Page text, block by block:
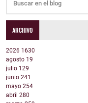
ARCHIVO
2026 1630
agosto 19
julio 129
junio 241
mayo 254
abril 280